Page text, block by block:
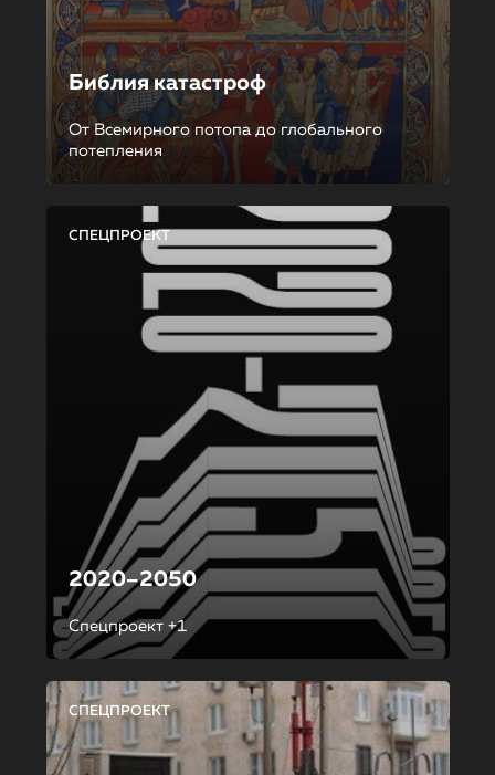
Библия катастроф
От Всемирного потопа до глобального
потепления
СПЕЦПРОЕКТ
2020–2050
Спецпроект +1
СПЕЦПРОЕКТ